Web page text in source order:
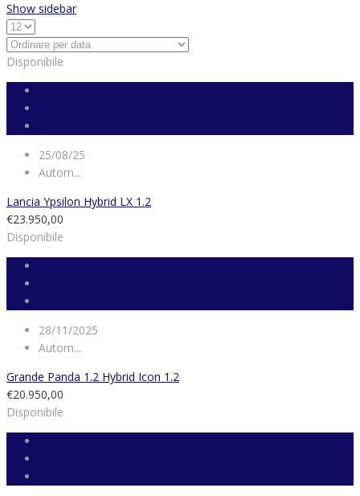
Show sidebar
Disponibile
25/08/25
Autom...
Lancia Ypsilon Hybrid LX 1.2
€23.950,00
Disponibile
28/11/2025
Autom...
Grande Panda 1.2 Hybrid Icon 1.2
€20.950,00
Disponibile